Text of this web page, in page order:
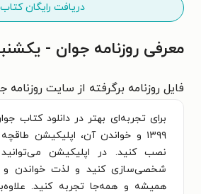
دریافت رایگان کتاب
معرفی روزنامه جوان - يکشنبه ۱۴ دی
فایل روزنامه برگرفته از سایت
۱۳۹۹ و خواندن آن، اپلیکیشن
نصب کنید. در اپلیکیشن
شخصی‌سازی کنید و لذت خواندن و
همیشه و همه‌جا تجربه کنید.